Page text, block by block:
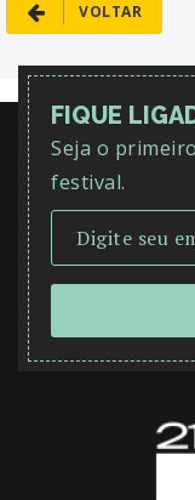
VOLTAR
FIQUE
Seja o
festival.